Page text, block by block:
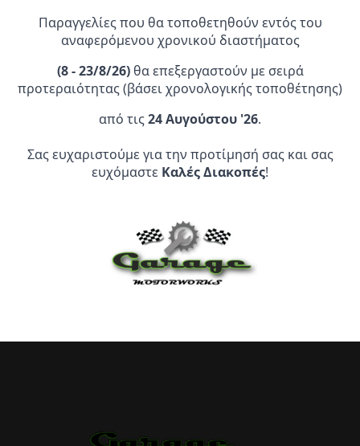
Επίσημος Αντιπρόσωπος:
Service Point:
CLEARANCE | ΑΝΑΚΑΛΥΨΤΕ
ΠΡΟΪΟΝΤΑ
Παραγγελίες που θα τοποθετηθούν εντός του
αναφερόμενου χρονικού διαστήματος
(8 - 23/8/26)θα επεξεργαστούν με σειρά
προτεραιότητας (βάσει χρονολογικής τοποθέτησης)
από τις24 Αυγούστου '26.
Σας ευχαριστούμε για την προτίμησή σας και σας
ευχόμαστε Καλές Διακοπές!